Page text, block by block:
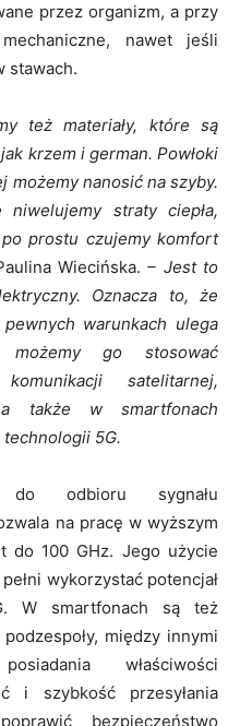
przez organizm, a przy
nawet jeśli
stawach.
też materiały, które są
krzem i german. Powłoki
możemy nanosić na szyby.
straty ciepła,
prostu czujemy komfort
Wiecińska.– Jest to
Oznacza to, że
warunkach ulega
możemy go stosować
satelitarnej,
a także w smartfonach
technologii 5G.
do odbioru sygnału
na pracę w wyższym
do 100 GHz. Jego użycie
wykorzystać potencjał
W smartfonach są też
między innymi
właściwości
i szybkość przesyłania
bezpieczeństwo